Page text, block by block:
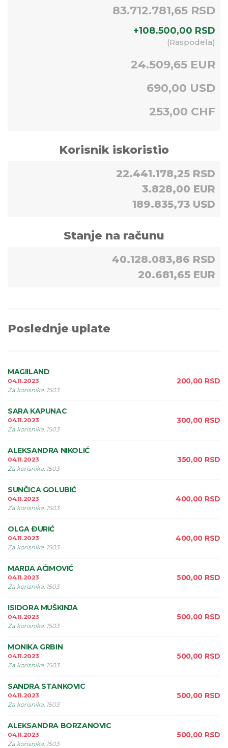
83.712.781,65 RSD
+108.500,00 RSD
(Raspodela)
24.509,65 EUR
690,00 USD
253,00 CHF
Korisnik iskoristio
22.441.178,25 RSD
3.828,00 EUR
189.835,73 USD
Stanje na računu
40.128.083,86 RSD
20.681,65 EUR
Poslednje uplate
MAGIILAND
04.11.2023
Za korisnika: 1503
200,00 RSD
SARA KAPUNAC
04.11.2023
Za korisnika: 1503
300,00 RSD
ALEKSANDRA NIKOLIĆ
04.11.2023
Za korisnika: 1503
350,00 RSD
SUNČICA GOLUBIĆ
04.11.2023
Za korisnika: 1503
400,00 RSD
OLGA ÐURIĆ
04.11.2023
Za korisnika: 1503
400,00 RSD
MARIJA AĆIMOVIĆ
04.11.2023
Za korisnika: 1503
500,00 RSD
ISIDORA MUŠKINJA
04.11.2023
Za korisnika: 1503
500,00 RSD
MONIKA GRBIN
04.11.2023
Za korisnika: 1503
500,00 RSD
SANDRA STANKOVIC
04.11.2023
Za korisnika: 1503
500,00 RSD
ALEKSANDRA BORZANOVIC
04.11.2023
Za korisnika: 1503
500,00 RSD